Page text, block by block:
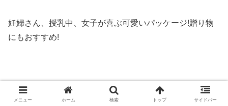
妊婦さん、授乳中、女子が喜ぶ可愛いパッケージ!贈り物
にもおすすめ!
メニュー ホーム 検索 トップ サイドバー